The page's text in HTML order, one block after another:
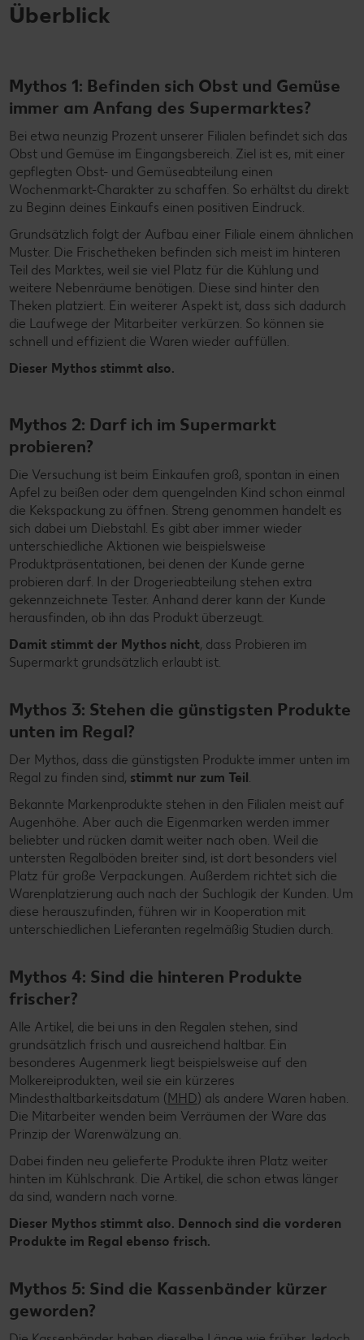
Überblick
Mythos 1: Befinden sich Obst und Gemüse
immer am Anfang des Supermarktes?
Bei etwa neunzig Prozent unserer Filialen befindet sich das
Obst und Gemüse im Eingangsbereich. Ziel ist es, mit einer
gepflegten Obst- und Gemüseabteilung einen
Wochenmarkt-Charakter zu schaffen. So erhältst du direkt
zu Beginn deines Einkaufs einen positiven Eindruck.
Grundsätzlich folgt der Aufbau einer Filiale einem ähnlichen
Muster. Die Frischetheken befinden sich meist im hinteren
Teil des Marktes, weil sie viel Platz für die Kühlung und
weitere Nebenräume benötigen. Diese sind hinter den
Theken platziert. Ein weiterer Aspekt ist, dass sich dadurch
die Laufwege der Mitarbeiter verkürzen. So können sie
schnell und effizient die Waren wieder auffüllen.
Dieser Mythos stimmt also.
Mythos 2: Darf ich im Supermarkt
probieren?
Die Versuchung ist beim Einkaufen groß, spontan in einen
Apfel zu beißen oder dem quengelnden Kind schon einmal
die Kekspackung zu öffnen. Streng genommen handelt es
sich dabei um Diebstahl. Es gibt aber immer wieder
unterschiedliche Aktionen wie beispielsweise
Produktpräsentationen, bei denen der Kunde gerne
probieren darf. In der Drogerieabteilung stehen extra
gekennzeichnete Tester. Anhand derer kann der Kunde
herausfinden, ob ihn das Produkt überzeugt.
Damit stimmt der Mythos nicht, dass Probieren im
Supermarkt grundsätzlich erlaubt ist.
Mythos 3: Stehen die günstigsten Produkte
unten im Regal?
Der Mythos, dass die günstigsten Produkte immer unten im
Regal zu finden sind, stimmt nur zum Teil.
Bekannte Markenprodukte stehen in den Filialen meist auf
Augenhöhe. Aber auch die Eigenmarken werden immer
beliebter und rücken damit weiter nach oben. Weil die
untersten Regalböden breiter sind, ist dort besonders viel
Platz für große Verpackungen. Außerdem richtet sich die
Warenplatzierung auch nach der Suchlogik der Kunden. Um
diese herauszufinden, führen wir in Kooperation mit
unterschiedlichen Lieferanten regelmäßig Studien durch.
Mythos 4: Sind die hinteren Produkte
frischer?
Alle Artikel, die bei uns in den Regalen stehen, sind
grundsätzlich frisch und ausreichend haltbar. Ein
besonderes Augenmerk liegt beispielsweise auf den
Molkereiprodukten, weil sie ein kürzeres
Mindesthaltbarkeitsdatum (MHD) als andere Waren haben.
Die Mitarbeiter wenden beim Verräumen der Ware das
Prinzip der Warenwälzung an.
Dabei finden neu gelieferte Produkte ihren Platz weiter
hinten im Kühlschrank. Die Artikel, die schon etwas länger
da sind, wandern nach vorne.
Dieser Mythos stimmt also. Dennoch sind die vorderen
Produkte im Regal ebenso frisch.
Mythos 5: Sind die Kassenbänder kürzer
geworden?